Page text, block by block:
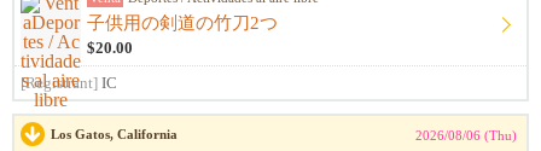
子供用の剣道の竹刀2つ
$20.00
[Registrant] IC
Los Gatos, California 2026/08/06 (Thu)